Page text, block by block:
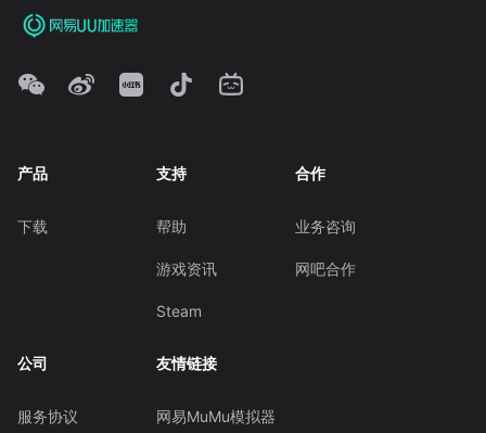
产品
下载
支持
帮助
游戏资讯
Steam
合作
业务咨询
网吧合作
公司
服务协议
友情链接
网易MuMu模拟器